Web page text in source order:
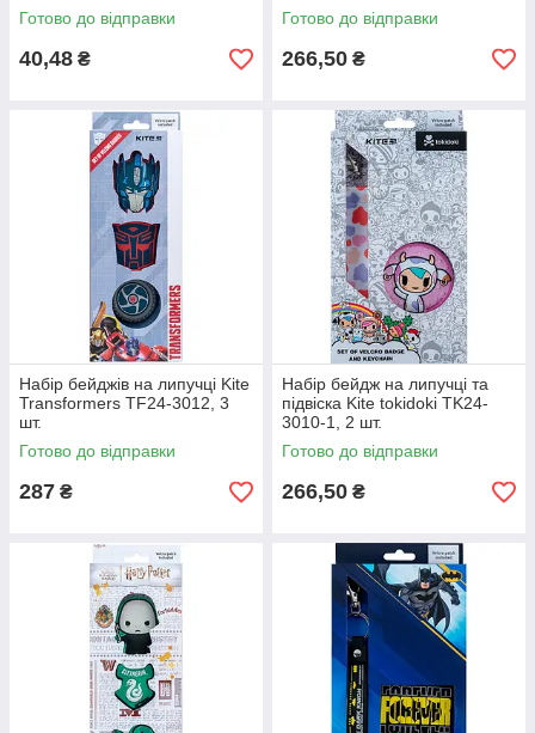
Готово до відправки
40,48 ₴
Готово до відправки
266,50 ₴
Набір бейджів на липучці Kite
Transformers TF24-3012, 3
шт.
Готово до відправки
287 ₴
Набір бейдж на липучці та
підвіска Kite tokidoki TK24-
3010-1, 2 шт.
Готово до відправки
266,50 ₴